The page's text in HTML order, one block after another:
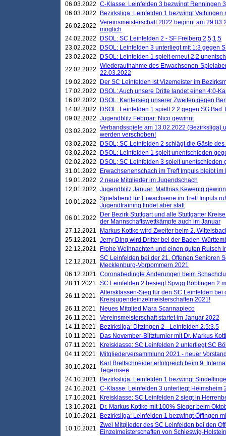
06.03.2022 C-Klasse: Leinfelden 3 bezwingt Renningen
06.03.2022
Bezirksliga: Leinfelden 1 bezwingt Vaihingen
26.02.2022 Vereinsmeisterschaft 2022 beginnt am
möglich
24.02.2022
DSOL: SC Leinfelden 2 - SF Freiberg 2,5;1,5
23.02.2022
DSOL: Leinfelden 3 unterliegt mit 1:3 gegen
23.02.2022
DSOL: Leinfelden 1 spielt erneut 2:2
22.02.2022 Wiederaufnahme des Erwachsenen-
22.03.2022
19.02.2022
Der SC Leinfelden ist Vizemeister im
17.02.2022
DSOL: Auch unsere Dritte landet einen 4:0-
16.02.2022
DSOL: Kantersieg unserer Zweiten gegen
14.02.2022
DSOL: Leinfelden 1 spielt 2:2 gegen SG Bad
09.02.2022 Jugendblitz Februar: Nico gewinnt
03.02.2022 Verbandsspiele am 13.02.2022 (Bezirksliga)
werden verschoben!
03.02.2022
DSOL; SC Leinfelden 2 schlägt die Gäste
03.02.2022
DSOL: Leinfelden 1 spielt unentschieden
02.02.2022
DSOL; SC Leinfelden 3 spielt unentschieden
31.01.2022
Erwachsenenschach im Treff Impuls bleibt
19.01.2022 2 neue Mitglieder im Jugendschach
12.01.2022 Jugendblitz Januar: Matthias Kewenig
10.01.2022 Spielabend für Erwachsene im Treff Impuls
Jugendtraining findet aber statt
06.01.2022
Der Bezirk Stuttgart und alle Stuttgarter
der Mannschaftswettkämpfe auch im Januar
27.12.2021
Markus Kottke wird Zweiter beim 2.
25.12.2021 Jerry Ding wird Dritter bei der Baden-
22.12.2021
Frohe Weihnachten und einen guten Rutsch
12.12.2021 SC Leinfelden bei der 21. Offenen Senioren
Mecklenburg-Vorpommern 2021
06.12.2021 Coronabedingte Änderungen beim
28.11.2021
SC Leinfelden 2 besiegt Spvgg Böblingen 2
26.11.2021
Altersklassen-Sieg für den SC Leinfelden bei
Kreisjugendeinzelmeisterschaften 2021!
26.11.2021
Neues Mitglied Mara Scannapieco
26.11.2021
Vereinsmeisterschaft startet im Januar 2022
14.11.2021
Bezirksliga: Ditzingen 2 - Leinfelden 2,5:3,5
10.11.2021
Das November-Blitzturnier mit Dr. Markus
07.11.2021
Kreisklasse: SC Leinfelden 2 unterliegt SC
04.11.2021
Mitgliederversammlung 2021 - neuer
30.10.2021
Karl Brettschneider erfolgreich beim 9.
Tegernsee
24.10.2021
Bezirksliga: Leinfelden 1 bezwingt
24.10.2021 C-Klasse: Leinfelden 3 unterliegt Heimsheim
17.10.2021
Kreisklasse: SC Leinfelden 2 siegt in
13.10.2021
Dr. Markus Kottke mit 100% Sieger beim
10.10.2021
Bezirksliga: Leinfelden 1 bezwingt Öffingen
10.10.2021 Zwei Mitglieder des SC Leinfelden bei den
Einzelmeisterschaften von Schleswig-